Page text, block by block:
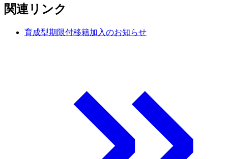
関連リンク
育成型期限付移籍加入のお知らせ